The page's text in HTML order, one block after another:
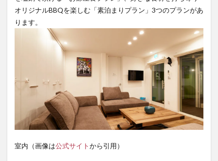
オリジナルBBQを楽しむ「素泊まりプラン」3つのプランがあ
ります。
室内（画像は公式サイトから引用）